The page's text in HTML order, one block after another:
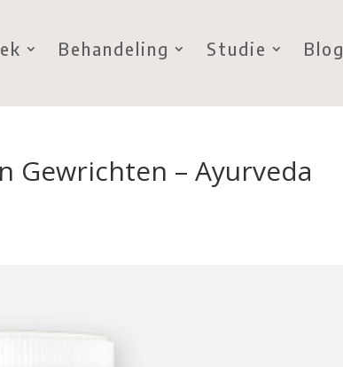
Behandeling Studie Blog
Gewrichten – Ayurveda